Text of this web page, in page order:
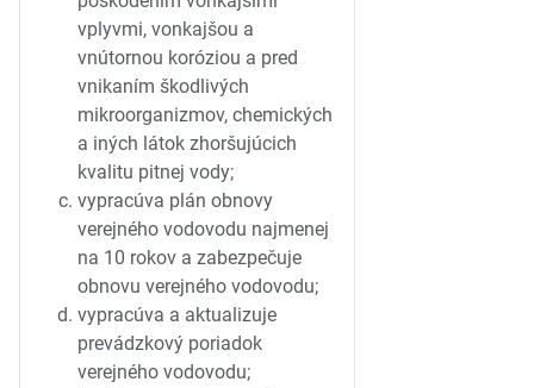
vplyvmi, vonkajšou a
vnútornou koróziou a pred
vnikaním škodlivých
mikroorganizmov, chemických
a iných látok zhoršujúcich
kvalitu pitnej vody;
vypracúva plán obnovy
verejného vodovodu najmenej
na 10 rokov a zabezpečuje
obnovu verejného vodovodu;
vypracúva a aktualizuje
prevádzkový poriadok
verejného vodovodu;